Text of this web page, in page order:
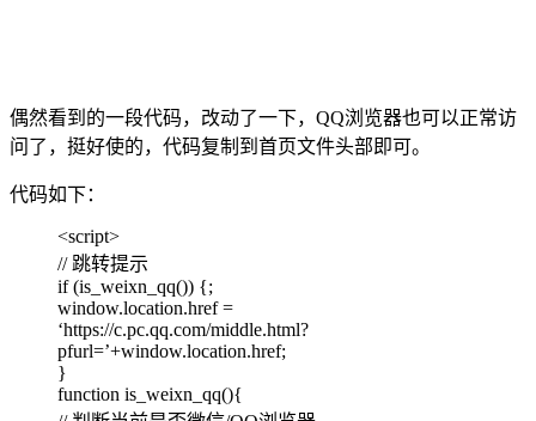
偶然看到的一段代码，改动了一下，QQ浏览器也可以正常访
问了，挺好使的，代码复制到首页文件头部即可。
代码如下：
<script>
// 跳转提示
if (is_weixn_qq()) {;
window.location.href =
‘https://c.pc.qq.com/middle.html?
pfurl=’+window.location.href;
}
function is_weixn_qq(){